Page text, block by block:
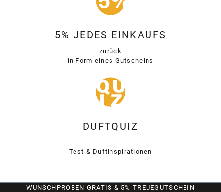
5% JEDES EINKAUFS
zurück
in Form eines Gutscheins
DUFTQUIZ
Test & Duftinspirationen
WUNSCHPROBEN GRATIS & 5% TREUEGUTSCHEIN